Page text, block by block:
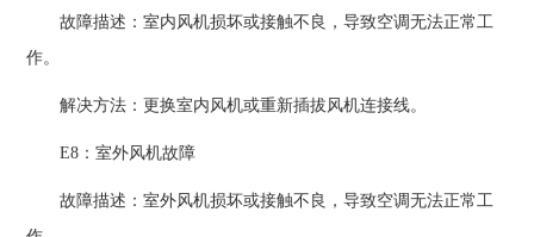
故障描述：室内风机损坏或接触不良，导致空调无法正常工
作。
解决方法：更换室内风机或重新插拔风机连接线。
E8：室外风机故障
故障描述：室外风机损坏或接触不良，导致空调无法正常工